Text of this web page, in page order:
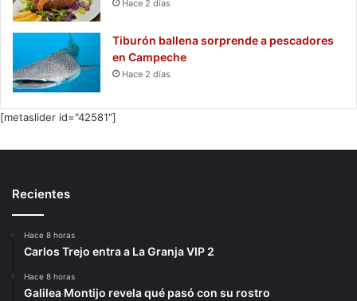
Hace 2 días
Tiburón ballena sorprende a pescadores
en Campeche
Hace 2 días
[metaslider id="42581"]
Recientes
Hace 8 horas
Carlos Trejo entra a La Granja VIP 2
Hace 8 horas
Galilea Montijo revela qué pasó con su rostro